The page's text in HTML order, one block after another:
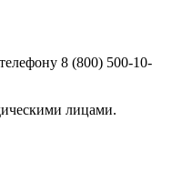
8 (800) 500-10-
лицами.